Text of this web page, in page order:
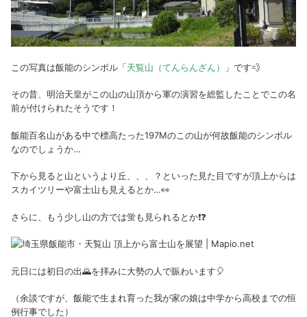
この写真は飯能のシンボル「天覧山（てんらんざん） 」です💨
その昔、明治天皇がこの山の山頂から軍の演習を総監したことでこの名
前が付けられたそうです！
飯能百名山がある中で標高たった197Mのこの山が何故飯能のシンボル
なのでしょうか…
下から見ると山というより丘、、、？といった見た目ですが頂上からは
スカイツリーや富士山も見えるとか…👀
さらに、もう少し山の方では蛍も見られるとか❗❓
元日には初日の出🌄を拝みに大勢の人で賑わいます🎈
（余談ですが、飯能で生まれ育った我が家の娘は中学から高校までの恒
例行事でした）